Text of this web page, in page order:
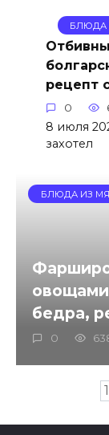
БЛЮДА
рецепт
0
8 июля
захотел
БЛЮДА ИЗ
бедра,
0
1